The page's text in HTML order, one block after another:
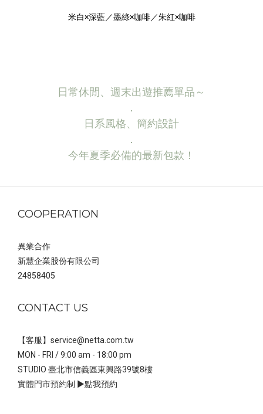
米白×深藍／墨綠×咖啡／朱紅×咖啡
日常休閒、週末出遊推薦單品～
．
日系風格、簡約設計
．
今年夏季必備的最新包款！
COOPERATION
異業合作
新慧企業股份有限公司
24858405
CONTACT US
【客服】service@netta.com.tw
MON - FRI / 9:00 am - 18:00 pm
STUDIO 臺北市信義區東興路39號8樓
實體門市預約制 ▶點我預約